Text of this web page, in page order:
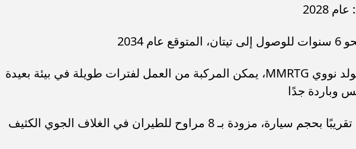
2028
2034
نوع الطاقة: مولد نووي MMRTG، يمكن المركبة من العمل لفترات طويلة في بيئة بعيدة
وباردة جدًا
حجم المركبة: تقريبًا بحجم سيارة، مزودة بـ 8 مراوح للطيران في الغلاف الجوي الكثيف